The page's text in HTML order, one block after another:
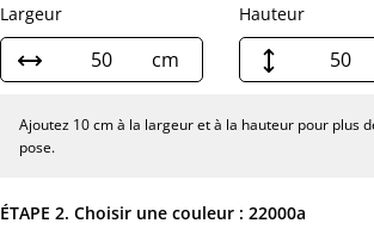
Largeur
cm
Hauteur
Ajoutez 10 cm à la largeur et à la hauteur pour plus
pose.
ÉTAPE 2. Choisir une couleur : 22000a